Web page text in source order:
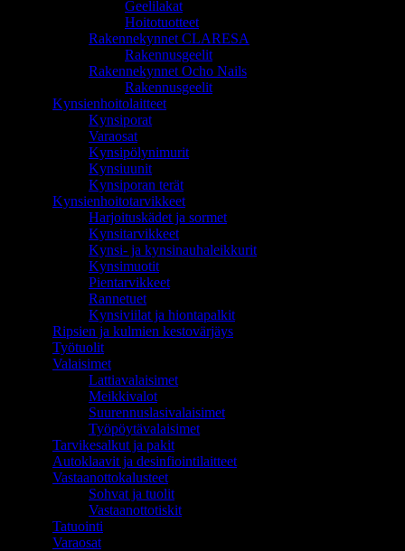
Geelilakat
Hoitotuotteet
Rakennekynnet CLARESA
Rakennusgeelit
Rakennekynnet Ocho Nails
Rakennusgeelit
Kynsienhoitolaitteet
Kynsiporat
Varaosat
Kynsipölynimurit
Kynsiuunit
Kynsiporan terät
Kynsienhoitotarvikkeet
Harjoituskädet ja sormet
Kynsitarvikkeet
Kynsi- ja kynsinauhaleikkurit
Kynsimuotit
Pientarvikkeet
Rannetuet
Kynsiviilat ja hiontapalkit
Ripsien ja kulmien kestovärjäys
Työtuolit
Valaisimet
Lattiavalaisimet
Meikkivalot
Suurennuslasivalaisimet
Työpöytävalaisimet
Tarvikesalkut ja pakit
Autoklaavit ja desinfiointilaitteet
Vastaanottokalusteet
Sohvat ja tuolit
Vastaanottotiskit
Tatuointi
Varaosat